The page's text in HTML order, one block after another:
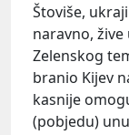
Štoviše,
naravno,
Zelenskog
branio Kijev
kasnije
(pobjedu)